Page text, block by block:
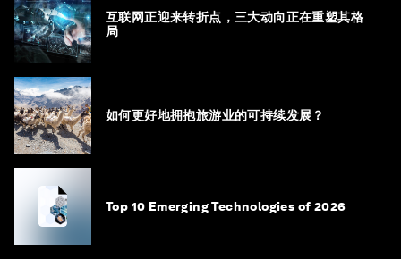
互联网正迎来转折点，三大动向正在重塑其格
局
如何更好地拥抱旅游业的可持续发展？
Top 10 Emerging Technologies of 2026